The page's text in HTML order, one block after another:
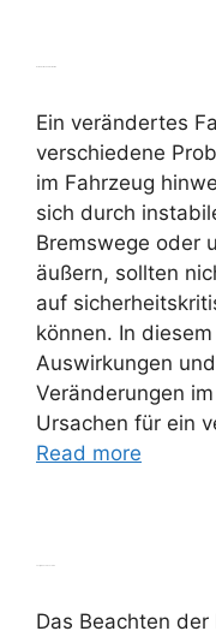
Ein verändertes
verschiedene
im Fahrzeug
sich durch
Bremswege oder
äußern, sollten
auf
können. In
Auswirkungen
Veränderungen
Ursachen für ein
Read more
Das Beachten